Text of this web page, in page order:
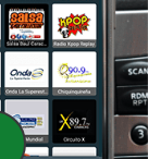
de
Eerste de